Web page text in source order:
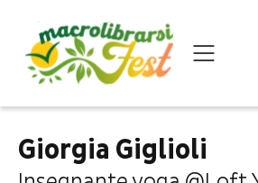
Giorgia Giglioli